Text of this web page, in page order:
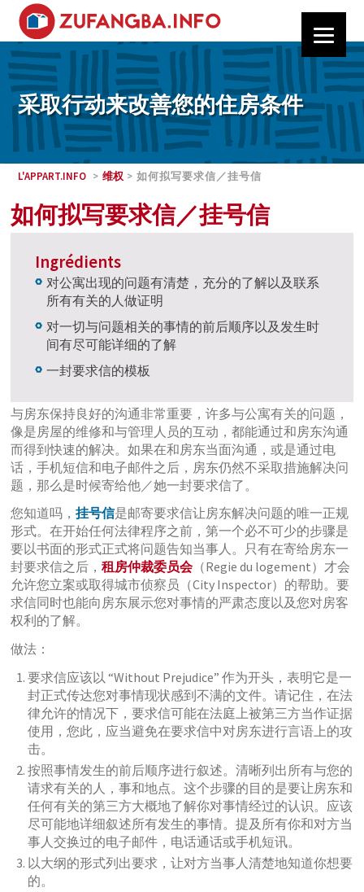
采取行动来改善您的住房条件
L'APPART.INFO >维权 > 如何拟写要求信／挂号信
如何拟写要求信／挂号信
Ingrédients
对公寓出现的问题有清楚，充分的了解以及联系
所有有关的人做证明
对一切与问题相关的事情的前后顺序以及发生时
间有尽可能详细的了解
一封要求信的模板
与房东保持良好的沟通非常重要，许多与公寓有关的问题，
像是房屋的维修和与管理人员的互动，都能通过和房东沟通
而得到快速的解决。如果在和房东当面沟通，或是通过电
话，手机短信和电子邮件之后，房东仍然不采取措施解决问
题，那么是时候寄给他／她一封要求信了。
您知道吗，挂号信是邮寄要求信让房东解决问题的唯一正规
形式。在开始任何法律程序之前，第一个必不可少的步骤是
要以书面的形式正式将问题告知当事人。只有在寄给房东一
封要求信之后，租房仲裁委员会（Regie du logement）才会
允许您立案或取得城市侦察员（City Inspector）的帮助。要
求信同时也能向房东展示您对事情的严肃态度以及您对房客
权利的了解。
做法：
要求信应该以 “Without Prejudice” 作为开头，表明它是一
封正式传达您对事情现状感到不满的文件。请记住，在法
律允许的情况下，要求信可能在法庭上被第三方当作证据
使用，您此，应当避免在要求信中对房东进行言语上的攻
击。
按照事情发生的前后顺序进行叙述。清晰列出所有与您的
请求有关的人，事和地点。这个步骤的目的是要让房东和
任何有关的第三方大概地了解你对事情经过的认识。应该
尽可能地详细叙述所有发生的事情。提及所有你和对方当
事人交换过的电子邮件，电话通话或手机短讯。
以大纲的形式列出要求，让对方当事人清楚地知道你想要
的。